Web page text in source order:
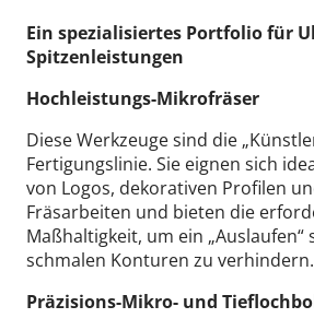
Ein spezialisiertes Portfolio für
Spitzenleistungen
Hochleistungs-Mikrofräser
Diese Werkzeuge sind die
Fertigungslinie. Sie eignen sich
von Logos, dekorativen Profilen
Fräsarbeiten und bieten die
Maßhaltigkeit, um ein „Auslaufen“
schmalen Konturen zu verhindern.
Präzisions-Mikro- und